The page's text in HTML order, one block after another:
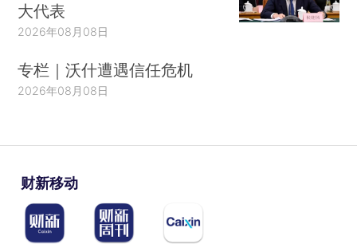
大代表
2026年08月08日
专栏｜沃什遭遇信任危机
2026年08月08日
财新移动